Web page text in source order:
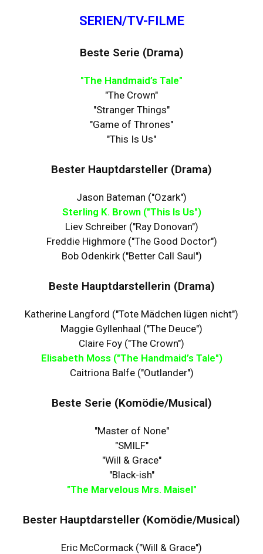
SERIEN/TV-FILME
Beste Serie (Drama)
"The Handmaid’s Tale"
"The Crown"
"Stranger Things"
"Game of Thrones"
"This Is Us"
Bester Hauptdarsteller (Drama)
Jason Bateman ("Ozark")
Sterling K. Brown ("This Is Us")
Liev Schreiber ("Ray Donovan")
Freddie Highmore ("The Good Doctor")
Bob Odenkirk ("Better Call Saul")
Beste Hauptdarstellerin (Drama)
Katherine Langford ("Tote Mädchen lügen nicht")
Maggie Gyllenhaal ("The Deuce")
Claire Foy ("The Crown")
Elisabeth Moss ("The Handmaid’s Tale")
Caitriona Balfe ("Outlander")
Beste Serie (Komödie/Musical)
"Master of None"
"SMILF"
"Will & Grace"
"Black-ish"
"The Marvelous Mrs. Maisel"
Bester Hauptdarsteller (Komödie/Musical)
Eric McCormack ("Will & Grace")